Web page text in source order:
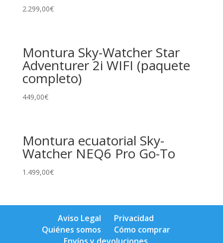
2.299,00€
Montura Sky-Watcher Star
Adventurer 2i WIFI (paquete
completo)
449,00€
Montura ecuatorial Sky-
Watcher NEQ6 Pro Go-To
1.499,00€
Aviso Legal
Privacidad
Quiénes somos
Cómo comprar